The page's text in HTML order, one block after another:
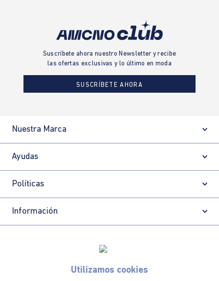
Utilizamos cookies
Suscríbete ahora nuestro Newsletter y recibe
las ofertas exclusivas y lo último en moda
SUSCRÍBETE AHORA
Nuestra Marca
Ayudas
Políticas
Información